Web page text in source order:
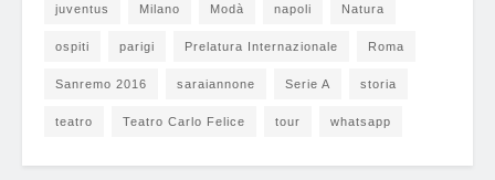
juventus Milano Modà napoli Natura
ospiti parigi Prelatura Internazionale Roma
Sanremo 2016 saraiannone Serie A storia
teatro Teatro Carlo Felice tour whatsapp